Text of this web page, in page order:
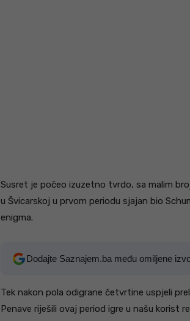
Susret je počeo izuzetno tvrdo, sa malim
u Švicarskoj u prvom periodu sjajan bio
enigma.
Dodajte Saznajem.ba među omiljene
Tek nakon pola odigrane četvrtine uspjeli
Penave riješili ovaj period igre u našu korist